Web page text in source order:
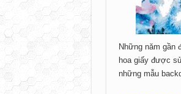
Những năm gần
hoa giấy được
những mẫu